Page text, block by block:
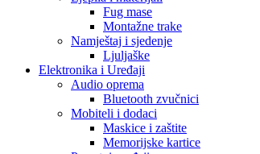
Fug mase
Montažne trake
Namještaj i sjedenje
Ljuljaške
Elektronika i Uređaji
Audio oprema
Bluetooth zvučnici
Mobiteli i dodaci
Maskice i zaštite
Memorijske kartice